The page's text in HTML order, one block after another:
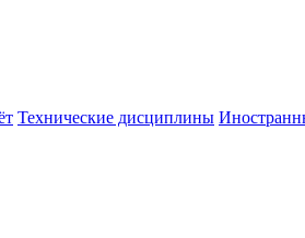
Технические дисциплины